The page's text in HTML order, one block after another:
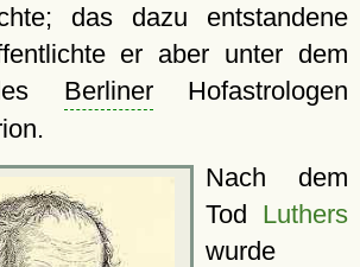
das dazu entstandene
er aber unter dem
BerlinerHofastrologen
Nach dem
Tod Luthers
wurde